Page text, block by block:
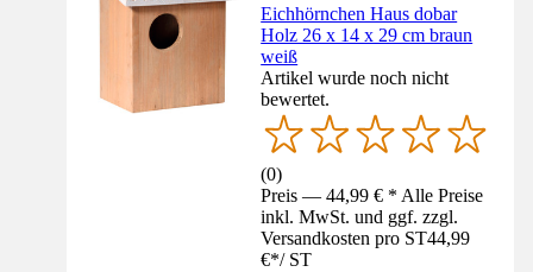
Eichhörnchen Haus dobar
Holz 26 x 14 x 29 cm braun
weiß
Artikel wurde noch nicht
bewertet.
(0)
Preis — 44,99 € * Alle Preise
inkl. MwSt. und ggf. zzgl.
Versandkosten pro ST44,99
€*/ ST